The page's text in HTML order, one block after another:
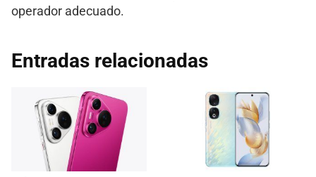
operador adecuado.
Entradas relacionadas